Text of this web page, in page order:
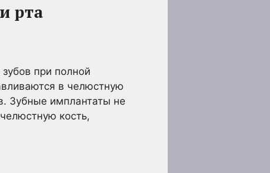
рта
при полной
в челюстную
Зубные имплантаты не
кость,